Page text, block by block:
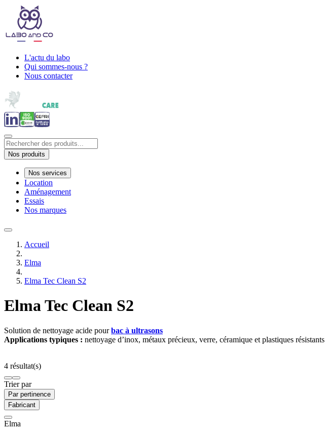
L'actu du labo
Qui sommes-nous ?
Nous contacter
Nos produits
Nos services
Location
Aménagement
Essais
Nos marques
Accueil
Elma
Elma Tec Clean S2
Elma Tec Clean S2
Solution de nettoyage acide pourbac à ultrasons
Applications typiques : nettoyage d’inox, métaux précieux, verre, céramique et plastiques résistants
4 résultat(s)
Trier par
Par pertinence
Fabricant
Elma